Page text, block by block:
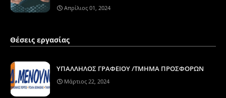
Απρίλιος 01, 2024
Θέσεις εργασίας
ΥΠΑΛΛΗΛΟΣ ΓΡΑΦΕΙΟΥ /ΤΜΗΜΑ ΠΡΟΣΦΟΡΩΝ
Μάρτιος 22, 2024